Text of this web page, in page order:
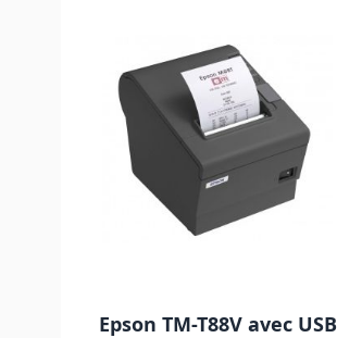
Epson TM-T88V avec USB